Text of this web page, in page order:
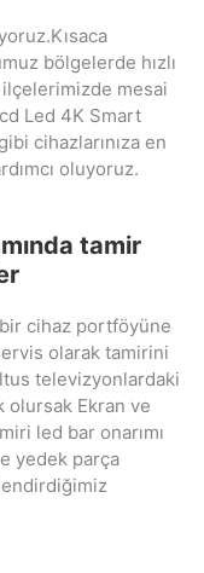
bölgelerde hızlı
mesai
Led 4K Smart
cihazlarınıza en
oluyoruz.
tamir
cihaz portföyüne
olarak tamirini
televizyonlardaki
olursak Ekran ve
led bar onarımı
yedek parça